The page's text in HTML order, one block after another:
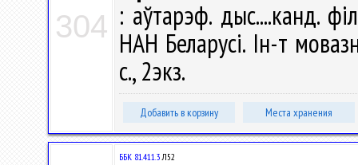
304 : аўтарэф. дыс....канд.
НАН Беларусі. Ін-т
с., 2экз.
Добавить в корзину Места хранения
ББК 81.411.3Л52